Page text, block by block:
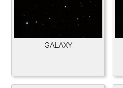
GALAXY